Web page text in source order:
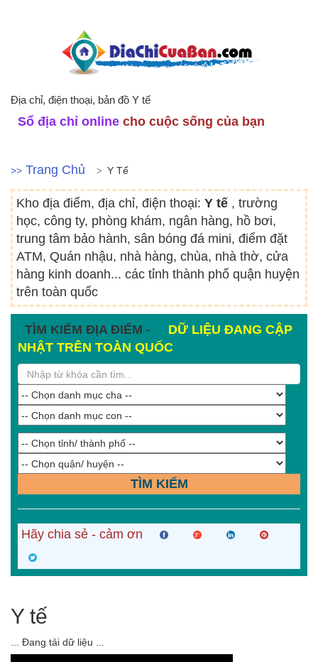
Địa chỉ, điện thoại, bản đồ Y tế
Sổ địa chỉ online cho cuộc sống của bạn
>> Trang Chủ Y Tế
Kho địa điểm, địa chỉ, điện thoại: Y tế , trường
học, công ty, phòng khám, ngân hàng, hồ bơi,
trung tâm bảo hành, sân bóng đá mini, điểm đặt
ATM, Quán nhậu, nhà hàng, chùa, nhà thờ, cửa
hàng kinh doanh... các tỉnh thành phố quận huyện
trên toàn quốc
TÌM KIẾM ĐỊA ĐIỂM -
DỮ LIỆU ĐANG CẬP
NHẬT TRÊN TOÀN QUỐC
TÌM KIẾM
Hãy chia sẻ - cảm ơn
Y tế
... Đang tải dữ liệu ...